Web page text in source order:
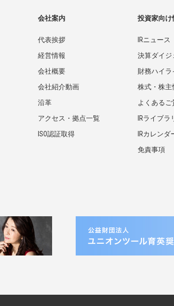
会社案内
代表挨拶
経営情報
会社概要
会社紹介動画
沿革
アクセス・拠点一覧
ISO認証取得
投資家向け
IRニュース
決算ダイジ
財務ハイラ
株式・株主
よくあるご
IRライブラ
IRカレンダ
免責事項